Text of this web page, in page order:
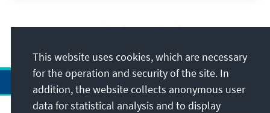
Themen zu diskutieren.
1/18
This website uses cookies, which are necessary
for the operation and security of the site. In
addition, the website collects anonymous user
data for statistical analysis and to display